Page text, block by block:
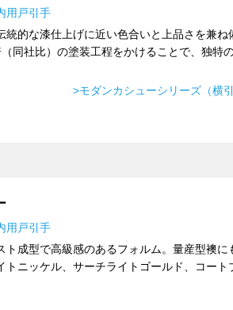
用戸引手
統的な漆仕上げに近い色合いと上品さを兼ね
同社比）の塗装工程をかけることで、独特
>モダンカシューシリーズ（横
用戸引手
ト成型で高級感のあるフォルム。量産型襖に
トニッケル、サーチライトゴールド、コート